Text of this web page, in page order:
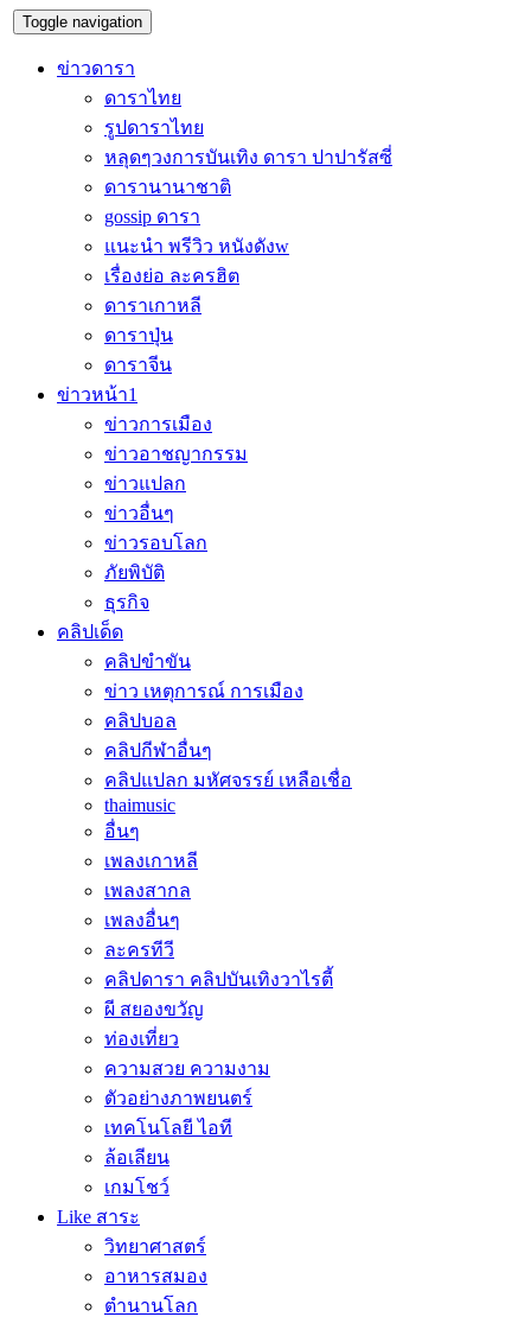
Toggle navigation
ข่าวดารา
ดาราไทย
รูปดาราไทย
หลุดๆวงการบันเทิง ดารา ปาปารัสซี่
ดารานานาชาติ
gossip ดารา
แนะนำ พรีวิว หนังดังw
เรื่องย่อ ละครฮิต
ดาราเกาหลี
ดาราปุ่น
ดาราจีน
ข่าวหน้า1
ข่าวการเมือง
ข่าวอาชญากรรม
ข่าวแปลก
ข่าวอื่นๆ
ข่าวรอบโลก
ภัยพิบัติ
ธุรกิจ
คลิปเด็ด
คลิปขำขัน
ข่าว เหตุการณ์ การเมือง
คลิปบอล
คลิปกีฬาอื่นๆ
คลิปแปลก มหัศจรรย์ เหลือเชื่อ
thaimusic
อื่นๆ
เพลงเกาหลี
เพลงสากล
เพลงอื่นๆ
ละครทีวี
คลิปดารา คลิปบันเทิงวาไรตี้
ผี สยองขวัญ
ท่องเที่ยว
ความสวย ความงาม
ตัวอย่างภาพยนตร์
เทคโนโลยี ไอที
ล้อเลียน
เกมโชว์
Like สาระ
วิทยาศาสตร์
อาหารสมอง
ตำนานโลก